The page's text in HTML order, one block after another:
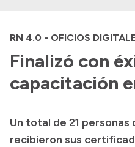
Normativa
Transparencia
Boletín Oficial
RN 4.0 - OFICIOS
Finalizó con
capacitación
Un total de 21 personas
recibieron sus